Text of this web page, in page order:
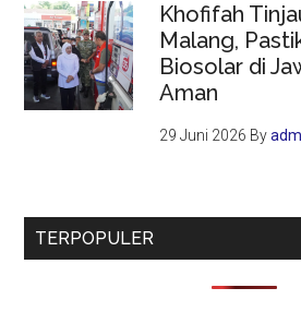
Khofifah
Malang,
Biosolar di
Aman
29 Juni 2026 By
TERPOPULER